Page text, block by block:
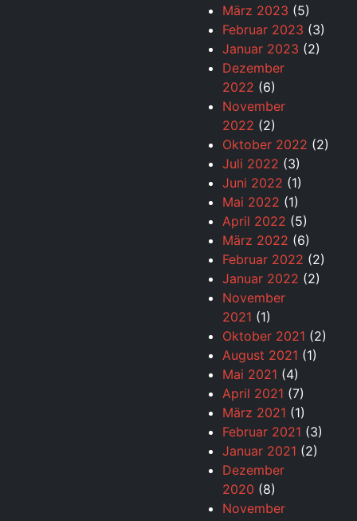
März 2023 (5)
Februar 2023 (3)
Januar 2023 (2)
Dezember
2022 (6)
November
2022 (2)
Oktober 2022 (2)
Juli 2022 (3)
Juni 2022 (1)
Mai 2022 (1)
April 2022 (5)
März 2022 (6)
Februar 2022 (2)
Januar 2022 (2)
November
2021 (1)
Oktober 2021 (2)
August 2021 (1)
Mai 2021 (4)
April 2021 (7)
März 2021 (1)
Februar 2021 (3)
Januar 2021 (2)
Dezember
2020 (8)
November